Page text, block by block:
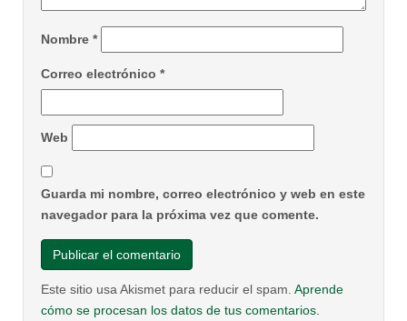
Nombre *
Correo electrónico *
Web
Guarda mi nombre, correo electrónico y web en este
navegador para la próxima vez que comente.
Este sitio usa Akismet para reducir el spam. Aprende
cómo se procesan los datos de tus comentarios.